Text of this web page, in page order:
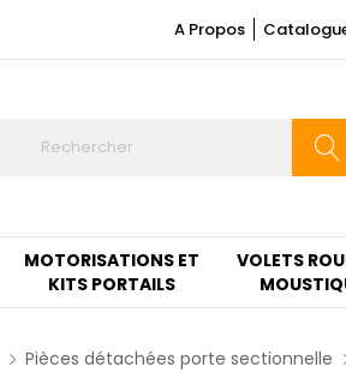
A Propos
MOTORISATIONS ET
KITS PORTAILS
VOLETS
Pièces détachées porte sectionnelle